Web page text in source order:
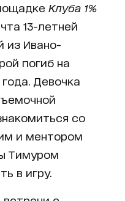
Клуба 1%
13-летней
из Ивано-
погиб на
Девочка
со
и ментором
Тимуром
в игру.